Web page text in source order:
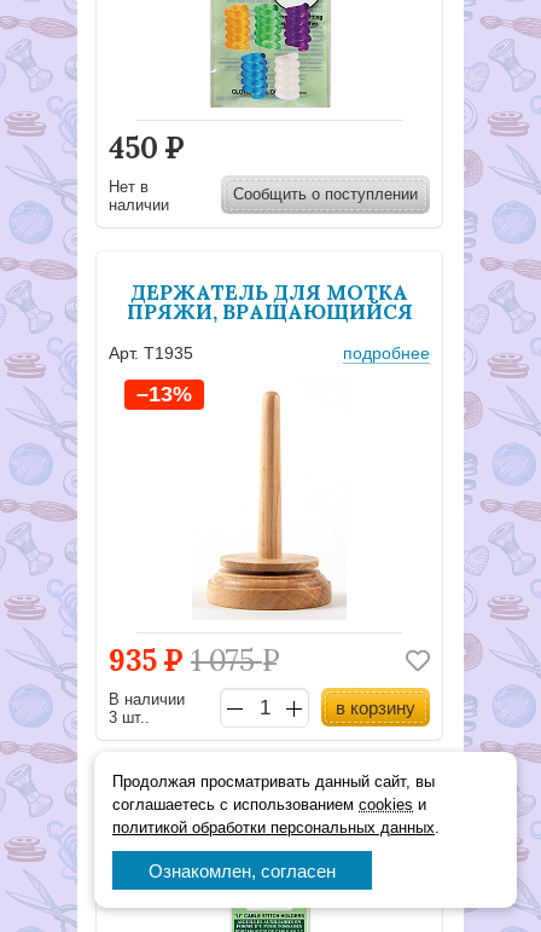
450 Р
Нет в
наличии
Сообщить о поступлении
ДЕРЖАТЕЛЬ ДЛЯ МОТКА
ПРЯЖИ, ВРАЩАЮЩИЙСЯ
Арт. T1935 подробнее
935Р 1 075Р
–13%
В наличии
3 шт..
в корзину
ДЕРЖАТЕЛЬ СТЕЖКОВ (3ШТ)
CLOVER Ш22
Арт. 341U
Продолжая просматривать данный сайт, вы
соглашаетесь с использованием cookies и
политикой обработки персональных данных.
Ознакомлен, согласен